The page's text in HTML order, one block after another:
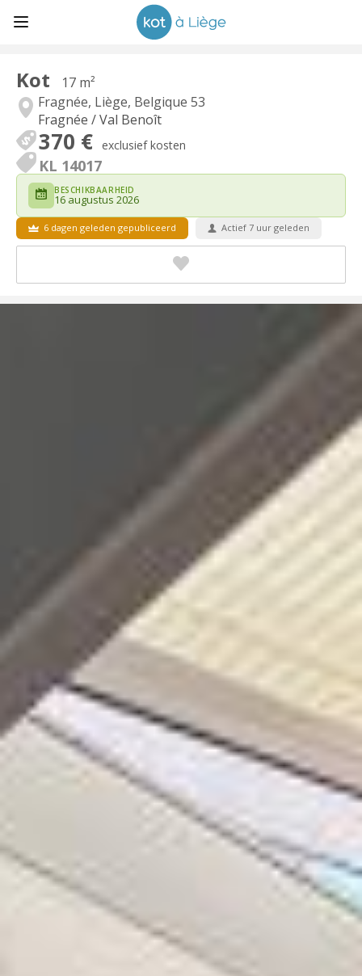
Kot
17 m²
Fragnée, Liège, Belgique 53
Fragnée / Val Benoît
370 € exclusief kosten
KL 14017
BESCHIKBAARHEID
16 augustus 2026
6 dagen geleden gepubliceerd Actief 7 uur geleden